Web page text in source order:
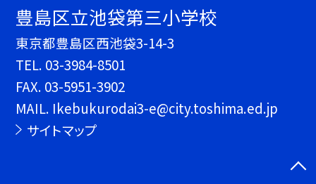
豊島区立池袋第三小学校
東京都豊島区西池袋3-14-3
TEL. 03-3984-8501
FAX. 03-5951-3902
MAIL. Ikebukurodai3-e@city.toshima.ed.jp
サイトマップ